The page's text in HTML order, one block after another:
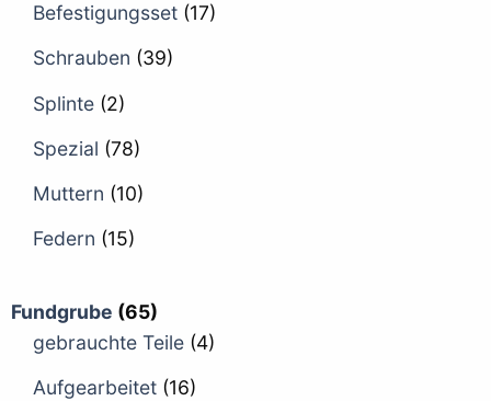
Befestigungsset (17)
Schrauben (39)
Splinte (2)
Spezial (78)
Muttern (10)
Federn (15)
Fundgrube (65)
gebrauchte Teile (4)
Aufgearbeitet (16)